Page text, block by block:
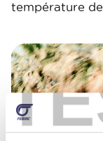
température
Image